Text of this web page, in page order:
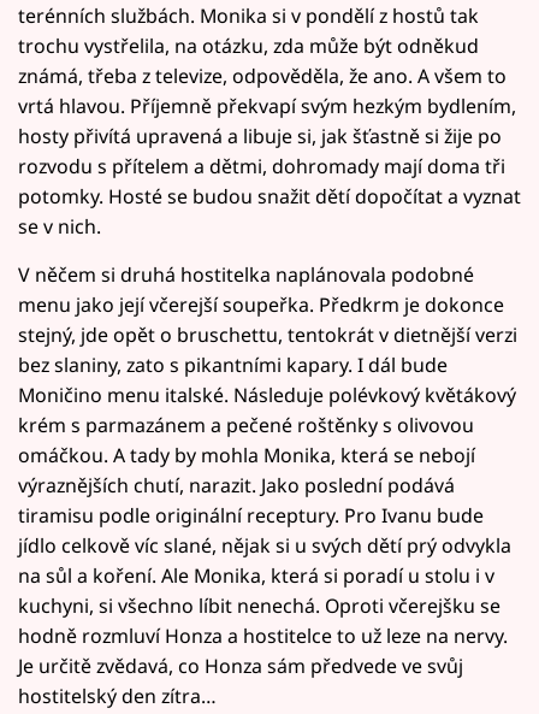
terénních službách. Monika si v pondělí z hostů tak
trochu vystřelila, na otázku, zda může být odněkud
známá, třeba z televize, odpověděla, že ano. A všem to
vrtá hlavou. Příjemně překvapí svým hezkým bydlením,
hosty přivítá upravená a libuje si, jak šťastně si žije po
rozvodu s přítelem a dětmi, dohromady mají doma tři
potomky. Hosté se budou snažit dětí dopočítat a vyznat
se v nich.
V něčem si druhá hostitelka naplánovala podobné
menu jako její včerejší soupeřka. Předkrm je dokonce
stejný, jde opět o bruschettu, tentokrát v dietnější verzi
bez slaniny, zato s pikantními kapary. I dál bude
Moničino menu italské. Následuje polévkový květákový
krém s parmazánem a pečené roštěnky s olivovou
omáčkou. A tady by mohla Monika, která se nebojí
výraznějších chutí, narazit. Jako poslední podává
tiramisu podle originální receptury. Pro Ivanu bude
jídlo celkově víc slané, nějak si u svých dětí prý odvykla
na sůl a koření. Ale Monika, která si poradí u stolu i v
kuchyni, si všechno líbit nenechá. Oproti včerejšku se
hodně rozmluví Honza a hostitelce to už leze na nervy.
Je určitě zvědavá, co Honza sám předvede ve svůj
hostitelský den zítra…